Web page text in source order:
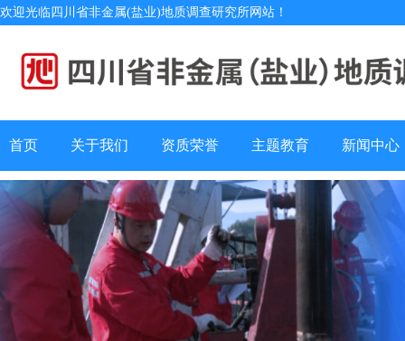
欢迎光临四川省非金属(盐业)地质调查研究所网站！
首页 关于我们 资质荣誉 主题教育 新闻中心